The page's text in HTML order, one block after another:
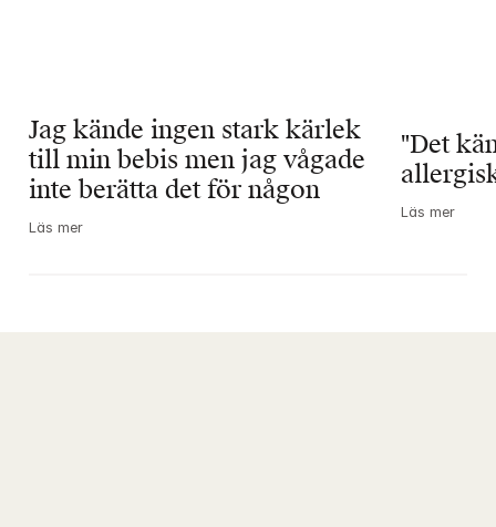
Jag kände ingen stark kärlek
till min bebis men jag vågade
inte berätta det för någon
Läs mer
"Det
Läs mer